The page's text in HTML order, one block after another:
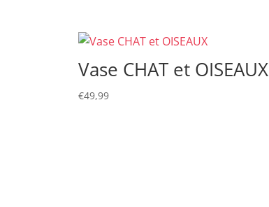
Vase CHAT et OISEAUX
€49,99